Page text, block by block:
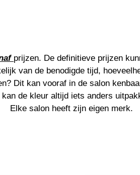
prijzen. De definitieve prijzen
van de benodigde tijd,
Dit kan vooraf in de salon
de kleur altijd iets anders
Elke salon heeft zijn eigen merk.